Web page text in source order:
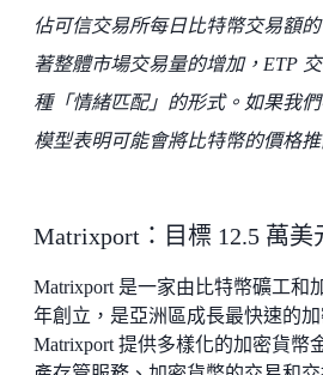
佔可信交易所每日比特幣交易額
著整體市場交易量的增加，ETP
種「情緒匹配」的形式。如果我
模型表明可能會將比特幣的價格推
Matrixport：目標 12.5 萬美
Matrixport 是一家由比特幣礦工和
年創立，是亞洲區成長最快速的
Matrixport 提供多樣化的加密貨幣